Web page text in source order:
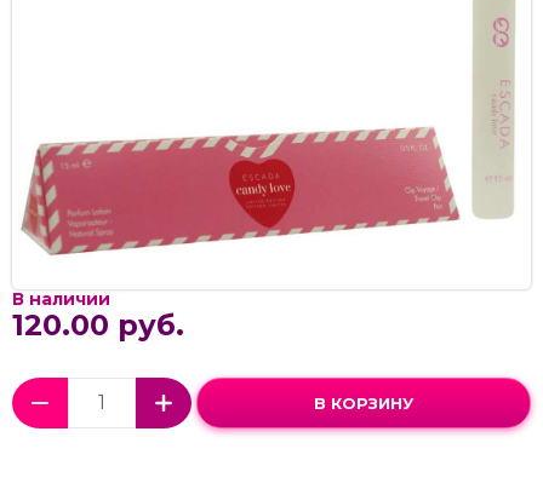
В наличии
120.00 руб.
В КОРЗИНУ